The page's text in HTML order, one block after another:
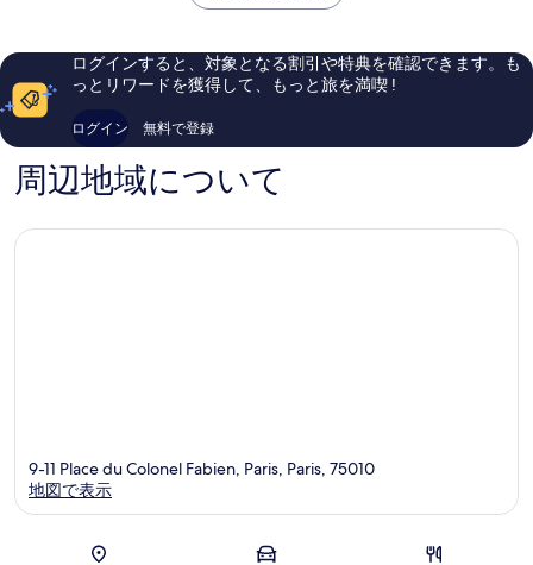
ー
ホ
ル
件
の
口
ミ
ー
ル
件
の
ログインすると、対象となる割引や特典を確認できます。も
っとリワードを獲得して、もっと旅を満喫 !
ログイン 無料で登録
周辺地域について
9-11 Place du Colonel Fabien, Paris, Paris, 75010
地図で表示